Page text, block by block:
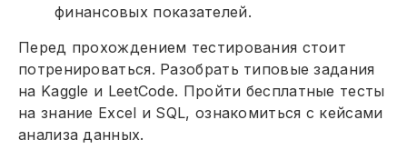
финансовых показателей.
Перед прохождением тестирования стоит
потренироваться. Разобрать типовые задания
на Kaggle и LeetCode. Пройти бесплатные тесты
на знание Excel и SQL, ознакомиться с кейсами
анализа данных.